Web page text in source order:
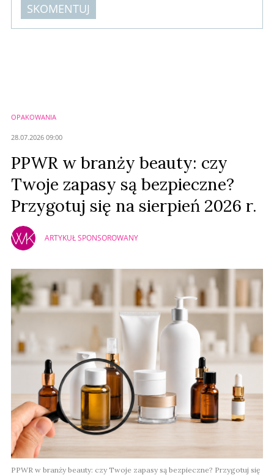
SKOMENTUJ
OPAKOWANIA
28.07.2026 09:00
PPWR w branży beauty: czy
Twoje zapasy są bezpieczne?
Przygotuj się na sierpień 2026 r.
ARTYKUŁ SPONSOROWANY
PPWR w branży beauty: czy Twoje zapasy są bezpieczne? Przygotuj się